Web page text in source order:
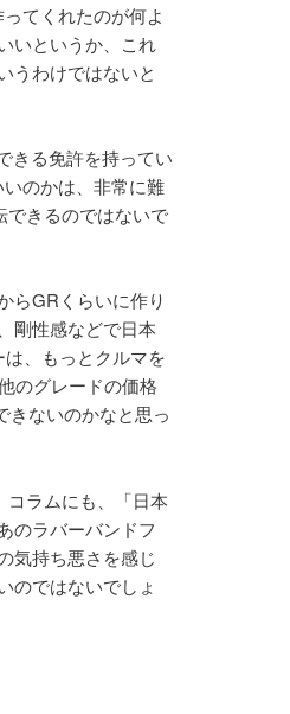
てくれたのが何よ
いというか、これ
うわけではないと
きる免許を持ってい
のかは、非常に難
できるのではないで
らGRくらいに作り
剛性感などで日本
、もっとクルマを
のグレードの価格
きないのかなと思っ
ラムにも、「日本
のラバーバンドフ
気持ち悪さを感じ
のではないでしょ